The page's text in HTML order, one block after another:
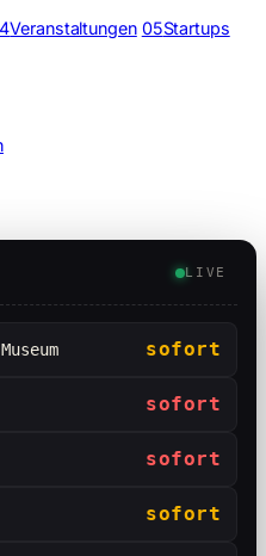
Veranstaltungen 05Startups
LIVE
sofort
sofort
sofort
sofort